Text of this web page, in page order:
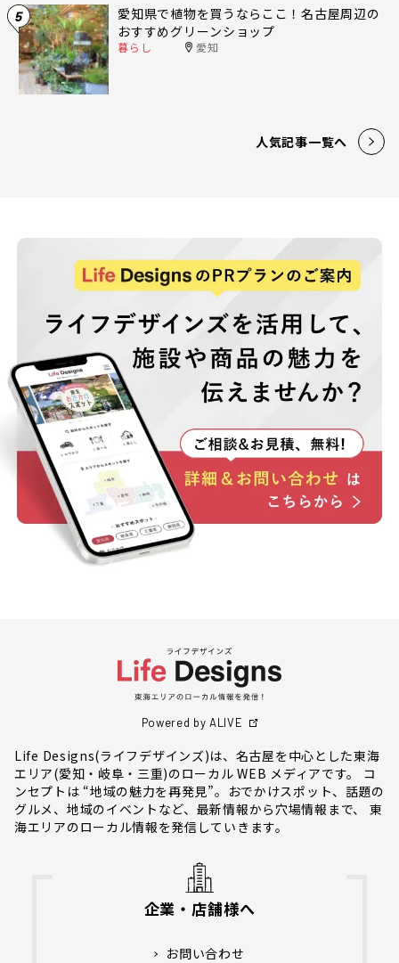
5
愛知県で植物を買うならここ！名古屋周辺の
おすすめグリーンショップ
暮らし 愛知
人気記事一覧へ
Powered by ALIVE
Life Designs(ライフデザインズ)は、名古屋を中心とした東海
エリア(愛知・岐阜・三重)のローカル WEB メディアです。 コ
ンセプトは “地域の魅力を再発見”。おでかけスポット、話題の
グルメ、地域のイベントなど、最新情報から穴場情報まで、 東
海エリアのローカル情報を発信していきます。
企業・店舗様へ
お問い合わせ